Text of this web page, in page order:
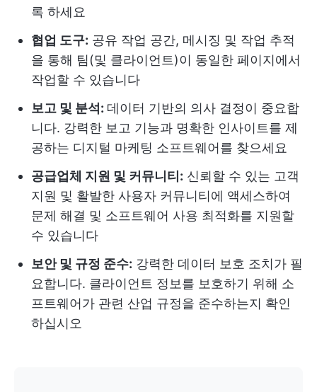
록 하세요
협업 도구: 공유 작업 공간, 메시징 및 작업 추적
을 통해 팀(및 클라이언트)이 동일한 페이지에서
작업할 수 있습니다
보고 및 분석: 데이터 기반의 의사 결정이 중요합
니다. 강력한 보고 기능과 명확한 인사이트를 제
공하는 디지털 마케팅 소프트웨어를 찾으세요
공급업체 지원 및 커뮤니티: 신뢰할 수 있는 고객
지원 및 활발한 사용자 커뮤니티에 액세스하여
문제 해결 및 소프트웨어 사용 최적화를 지원할
수 있습니다
보안 및 규정 준수: 강력한 데이터 보호 조치가 필
요합니다. 클라이언트 정보를 보호하기 위해 소
프트웨어가 관련 산업 규정을 준수하는지 확인
하십시오